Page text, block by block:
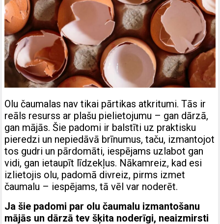
Olu čaumalas nav tikai pārtikas atkritumi. Tās ir
reāls resurss ar plašu pielietojumu – gan dārzā,
gan mājās. Šie padomi ir balstīti uz praktisku
pieredzi un nepiedāvā brīnumus, taču, izmantojot
tos gudri un pārdomāti, iespējams uzlabot gan
vidi, gan ietaupīt līdzekļus. Nākamreiz, kad esi
izlietojis olu, padomā divreiz, pirms izmet
čaumalu – iespējams, tā vēl var noderēt.
Ja šie padomi par olu čaumalu izmantošanu
mājās un dārzā tev šķita noderīgi, neaizmirsti